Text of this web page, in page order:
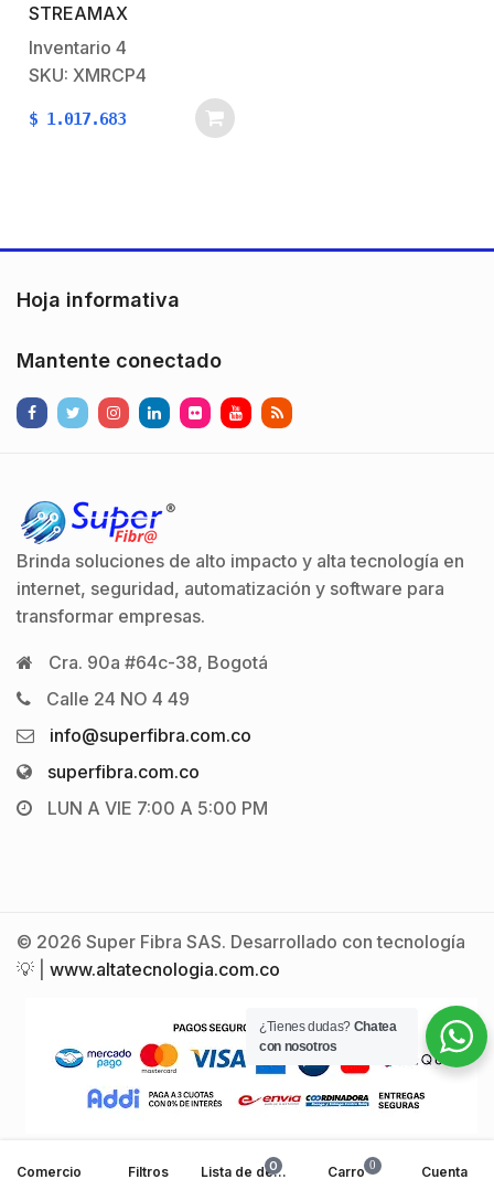
para soluciones de
videovigilancia móvil
XMR la cual ofrece
cámaras AHD con la
del cable de conexión
es de 5 metros .Incluye
STREAMAX
Inventario 4
SKU: XMRCP4
$ 1.017.683
Hoja informativa
Mantente conectado
Brinda soluciones de alto impacto y alta tecnología en
internet, seguridad, automatización y software para
transformar empresas.
Cra. 90a #64c-38, Bogotá
Calle 24 NO 4 49
info@superfibra.com.co
superfibra.com.co
LUN A VIE 7:00 A 5:00 PM
© 2026 Super Fibra SAS. Desarrollado con tecnología
💡 | www.altatecnologia.com.co
Comercio Filtros 0Lista de deseos 0
Carro Cuenta
¿Tienes dudas? Chatea
con nosotros